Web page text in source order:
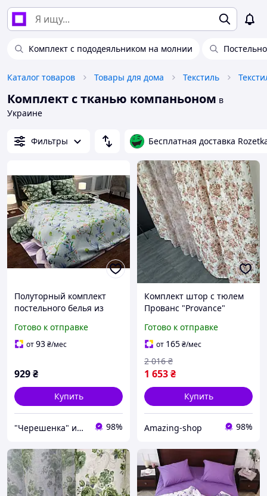
Комплект с пододеяльником на молнии
Каталог товаров Товары для дома Текстиль
Комплект с тканью компаньоном в
Украине
Фильтры Бесплатная доставка
Полуторный комплект
постельного белья из
цветами и листьями
150*220 хлопковый из
Готово к отправке
от93₴/мес
929₴
Купить
"Черешенка" интернет-магазин оптово-розничной торговли 98%
Комплект штор с тюлем
Прованс "Provance"
Шторы - атлас, Тюль -
батист
Готово к отправке
от 165₴/мес
1 653₴
2 016 ₴
Купить
Amazing-shop 98%